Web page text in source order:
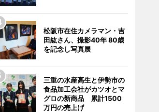
松阪市在住カメラマン・吉
田紘さん、撮影40年 80歳
を記念し写真展
三重の水産高生と伊勢市の
食品加工会社がカツオとマ
グロの新商品 累計1500
万円の売上げ